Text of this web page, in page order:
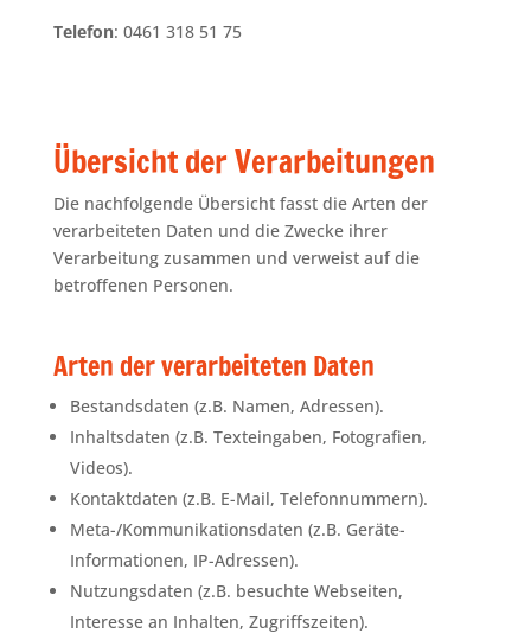
Telefon: 0461 318 51 75
Übersicht der Verarbeitungen
Die nachfolgende Übersicht fasst die Arten der
verarbeiteten Daten und die Zwecke ihrer
Verarbeitung zusammen und verweist auf die
betroffenen Personen.
Arten der verarbeiteten Daten
Bestandsdaten (z.B. Namen, Adressen).
Inhaltsdaten (z.B. Texteingaben, Fotografien,
Videos).
Kontaktdaten (z.B. E-Mail, Telefonnummern).
Meta-/Kommunikationsdaten (z.B. Geräte-
Informationen, IP-Adressen).
Nutzungsdaten (z.B. besuchte Webseiten,
Interesse an Inhalten, Zugriffszeiten).